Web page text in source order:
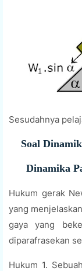
Sesudahnya
Soal
Dinamika
Hukum gerak
yang
gaya yang
diparafrasekan
Hukum 1.